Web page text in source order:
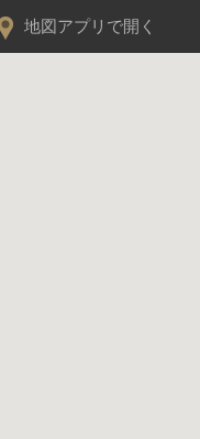
地図アプリで開く